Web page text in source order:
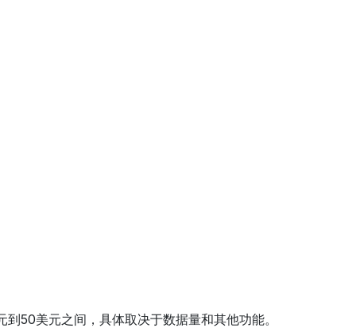
50美元之间，具体取决于数据量和其他功能。